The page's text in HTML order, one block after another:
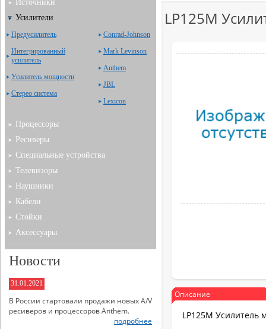
LP125M
Описание
LP125M Усилитель
Источники
Усилители
Предусилитель
Интегрированный
усилитель
Усилитель мощности
Стерео система
Сonrad-Johnson
Mark Levinson
Anthem
JBL
Lexicon
Процессоры
Ресиверы
Специальные устройства
Телевизоры
Наушники
Кабели
Стойки
Аксессуары
Новости
31.01.2021
В России стартовали продажи новых A/V
ресиверов и процессоров Anthem.
подробнее